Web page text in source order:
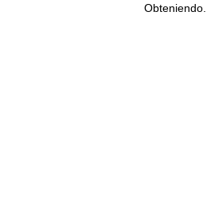
Obteniendo...